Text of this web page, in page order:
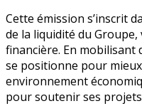
Cette émission s’inscrit
de la liquidité du
financière. En mobilisant
se positionne pour
environnement
pour soutenir ses